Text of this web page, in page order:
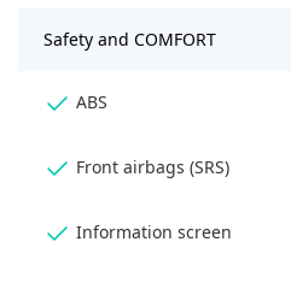
Safety and COMFORT
ABS
Front airbags (SRS)
Information screen